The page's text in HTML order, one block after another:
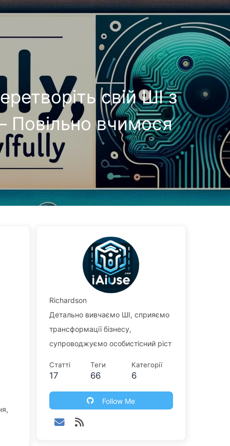
Категорії Посилання Про нас 🇺🇦 Українська
свій ШІ з
Повільно вчимося
Richardson
Детально вивчаємо ШІ, сприяємо
трансформації бізнесу,
супроводжуємо особистісний ріст
Статті
17
Теги
66
Категорії
6
Follow Me